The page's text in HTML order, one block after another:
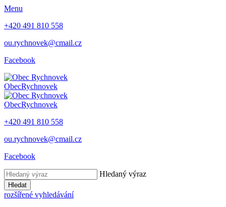
Menu
+420 491 810 558
ou.rychnovek@cmail.cz
Facebook
ObecRychnovek
ObecRychnovek
+420 491 810 558
ou.rychnovek@cmail.cz
Facebook
Hledaný výraz
Hledat
rozšířené vyhledávání